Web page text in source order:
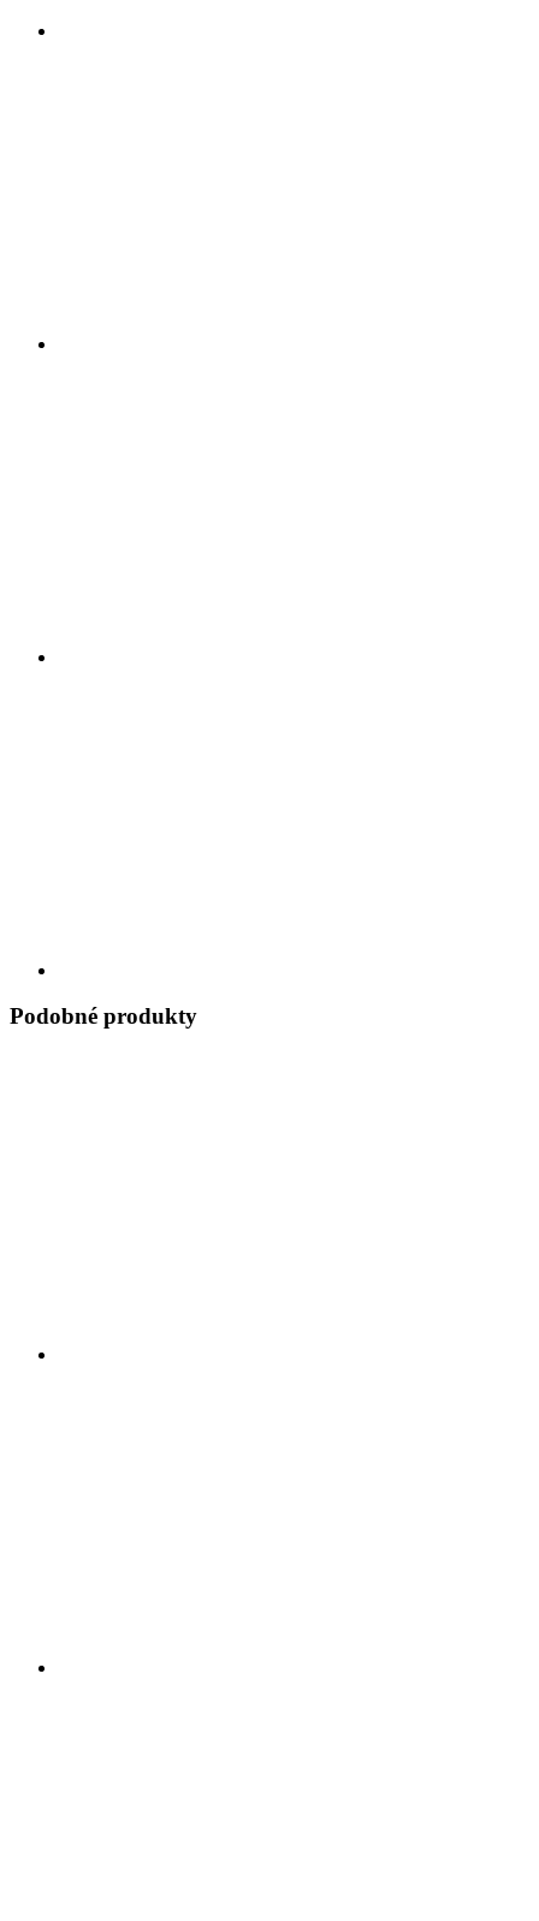
Podobné produkty